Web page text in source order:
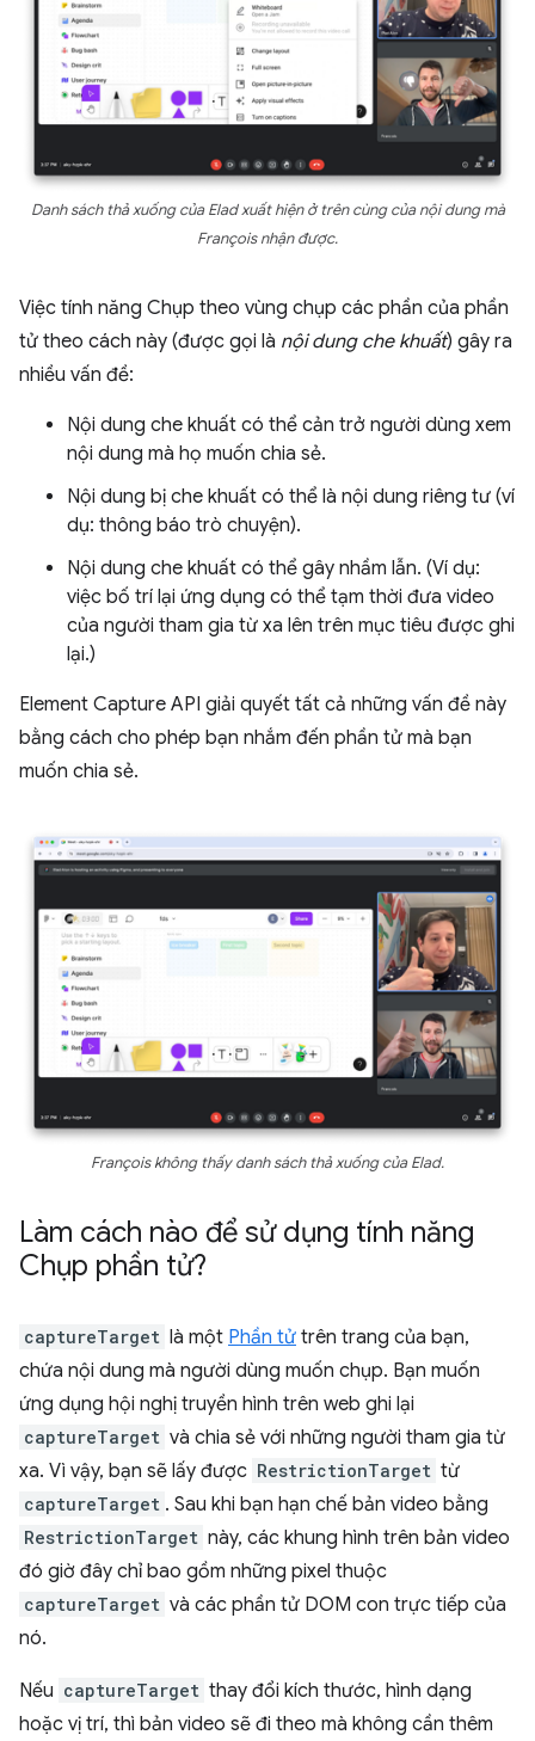
Danh sách thả xuống của Elad xuất hiện ở trên cùng của nội dung mà
François nhận được.
Việc tính năng Chụp theo vùng chụp các phần của phần
tử theo cách này (được gọi là nội dung che khuất) gây ra
nhiều vấn đề:
Nội dung che khuất có thể cản trở người dùng xem
nội dung mà họ muốn chia sẻ.
Nội dung bị che khuất có thể là nội dung riêng tư (ví
dụ: thông báo trò chuyện).
Nội dung che khuất có thể gây nhầm lẫn. (Ví dụ:
việc bố trí lại ứng dụng có thể tạm thời đưa video
của người tham gia từ xa lên trên mục tiêu được ghi
lại.)
Element Capture API giải quyết tất cả những vấn đề này
bằng cách cho phép bạn nhắm đến phần tử mà bạn
muốn chia sẻ.
François không thấy danh sách thả xuống của Elad.
Làm cách nào để sử dụng tính năng
Chụp phần tử?
captureTarget là một Phần tử trên trang của bạn,
chứa nội dung mà người dùng muốn chụp. Bạn muốn
ứng dụng hội nghị truyền hình trên web ghi lại
captureTarget và chia sẻ với những người tham gia từ
xa. Vì vậy, bạn sẽ lấy được RestrictionTarget từ
captureTarget . Sau khi bạn hạn chế bản video bằng
RestrictionTarget này, các khung hình trên bản video
đó giờ đây chỉ bao gồm những pixel thuộc
captureTarget và các phần tử DOM con trực tiếp của
nó.
Nếu captureTarget thay đổi kích thước, hình dạng
hoặc vị trí, thì bản video sẽ đi theo mà không cần thêm